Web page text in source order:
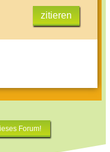
zitieren
Forum!